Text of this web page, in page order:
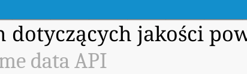
jakości
data API